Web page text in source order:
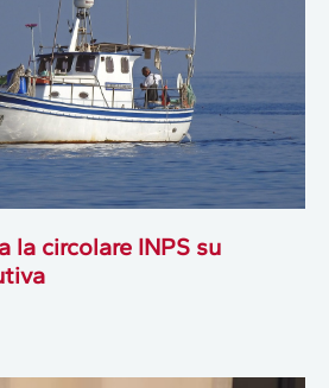
la circolare INPS su